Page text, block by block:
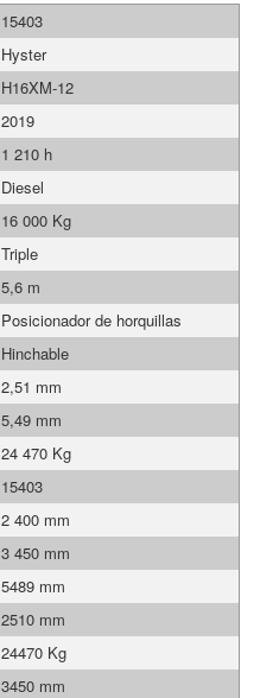
15403
Hyster
H16XM-12
2019
1 210 h
Diesel
16 000 Kg
Triple
5,6 m
Posicionador de horquillas
Hinchable
2,51 mm
5,49 mm
24 470 Kg
15403
2 400 mm
3 450 mm
5489 mm
2510 mm
24470 Kg
3450 mm